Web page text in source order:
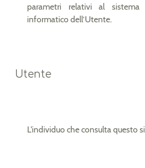
parametri relativi al sistema
informatico dell’Utente.
Utente
L'individuo che consulta questo